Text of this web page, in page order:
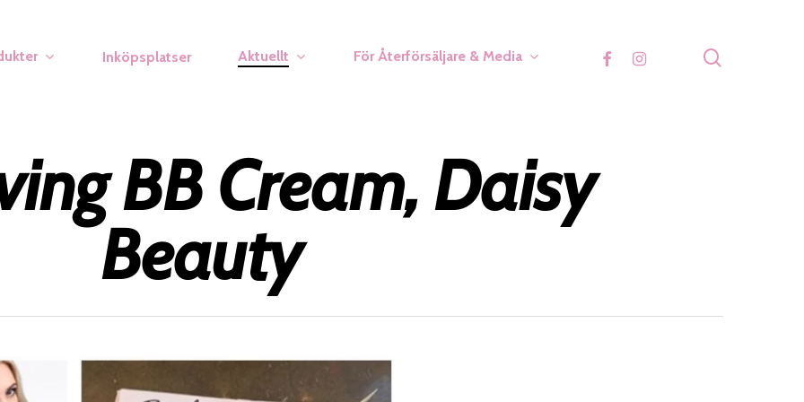
Inköpsplatser Aktuellt För Återförsäljare & Media facebookinstagram
BB Cream, Daisy
Beauty